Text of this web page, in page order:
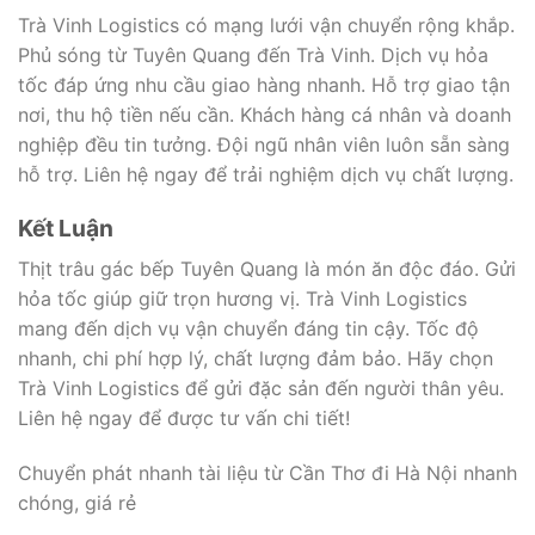
Trà Vinh Logistics có mạng lưới vận chuyển rộng khắp.
Phủ sóng từ Tuyên Quang đến Trà Vinh. Dịch vụ hỏa
tốc đáp ứng nhu cầu giao hàng nhanh. Hỗ trợ giao tận
nơi, thu hộ tiền nếu cần. Khách hàng cá nhân và doanh
nghiệp đều tin tưởng. Đội ngũ nhân viên luôn sẵn sàng
hỗ trợ. Liên hệ ngay để trải nghiệm dịch vụ chất lượng.
Kết Luận
Thịt trâu gác bếp Tuyên Quang là món ăn độc đáo. Gửi
hỏa tốc giúp giữ trọn hương vị. Trà Vinh Logistics
mang đến dịch vụ vận chuyển đáng tin cậy. Tốc độ
nhanh, chi phí hợp lý, chất lượng đảm bảo. Hãy chọn
Trà Vinh Logistics để gửi đặc sản đến người thân yêu.
Liên hệ ngay để được tư vấn chi tiết!
Chuyển phát nhanh tài liệu từ Cần Thơ đi Hà Nội nhanh
chóng, giá rẻ